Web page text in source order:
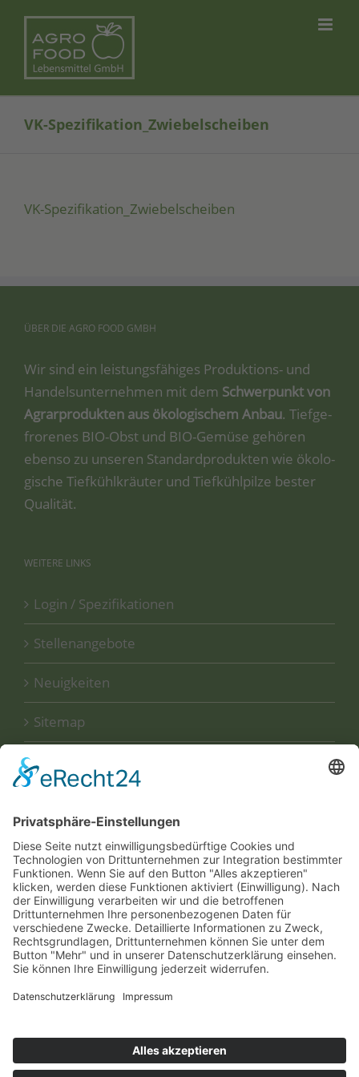
content
VK-Spezifikation_Zwiebelscheiben
VK-Spe­zi­fi­ka­ti­on_­Zwie­bel­schei­ben
ÜBER DIE AGRO FOOD GMBH
Wir sind ein leis­tungs­fä­hi­ges Pro­duk­ti­ons- und
Han­dels­un­ter­neh­men mit dem Schwer­punkt von
Agrar­pro­duk­ten aus öko­lo­gi­schem Anbau. Tief­ge­
fro­re­nes BIO-Obst und BIO-Gemü­se gehö­ren
eben­so zu unse­ren Stan­dard­pro­duk­ten wie öko­lo­
gi­sche Tief­kühl­kräu­ter und Tief­kühl­pil­ze bes­ter
Qualität.
WEITERE LINKS
Login / Spezifikationen
Stellenangebote
Neuigkeiten
Sitemap
Disclaimer
UNSERE ZERTIFIKATE